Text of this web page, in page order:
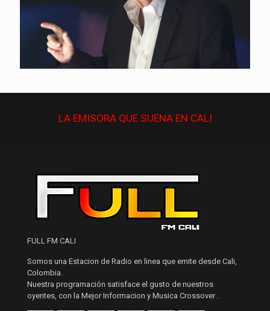
LA EMISORA QUESUENAEN CALI
FULL FM CALI
Somos una Estacion de Radio en linea que emite desde Cali,
Colombia.
Nuestra programación satisface el gusto de nuestros
oyentes, con la Mejor Informacion y Musica Crossover .